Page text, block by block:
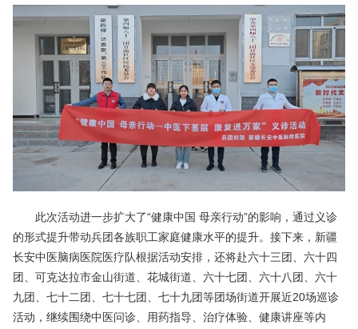
此次活动进一步扩大了“健康中国 母亲行动”的影响，通过义诊
的形式提升带动兵团各族职工家庭健康水平的提升。接下来，新疆
长安中医脑病医院医疗队根据活动安排，还将赴六十三团、六十四
团、可克达拉市金山街道、花城街道、六十七团、六十八团、六十
九团、七十二团、七十七团、七十九团等团场街道开展近20场巡诊
活动，继续围绕中医问诊、用药指导、治疗体验、健康讲座等内